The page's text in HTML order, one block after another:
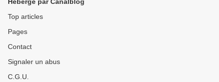
Top articles
Pages
Contact
Signaler un abus
C.G.U.